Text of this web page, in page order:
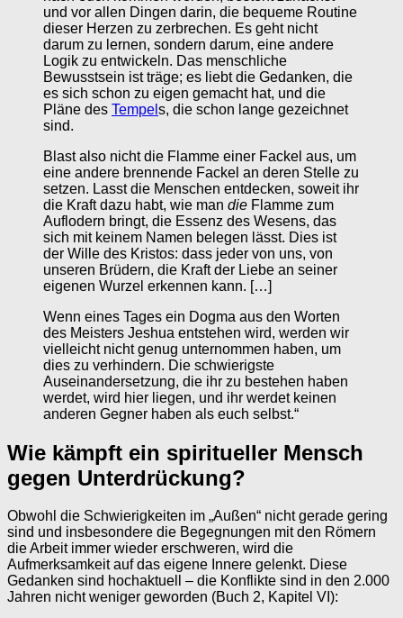
und vor allen Dingen darin, die bequeme Routine
dieser Herzen zu zerbrechen. Es geht nicht
darum zu lernen, sondern darum, eine andere
Logik zu entwickeln. Das menschliche
Bewusstsein ist träge; es liebt die Gedanken, die
es sich schon zu eigen gemacht hat, und die
Pläne des Tempel s, die schon lange gezeichnet
sind.
Blast also nicht die Flamme einer Fackel aus, um
eine andere brennende Fackel an deren Stelle zu
setzen. Lasst die Menschen entdecken, soweit ihr
die Kraft dazu habt, wie man die Flamme zum
Auflodern bringt, die Essenz des Wesens, das
sich mit keinem Namen belegen lässt. Dies ist
der Wille des Kristos: dass jeder von uns, von
unseren Brüdern, die Kraft der Liebe an seiner
eigenen Wurzel erkennen kann. […]
Wenn eines Tages ein Dogma aus den Worten
des Meisters Jeshua entstehen wird, werden wir
vielleicht nicht genug unternommen haben, um
dies zu verhindern. Die schwierigste
Auseinandersetzung, die ihr zu bestehen haben
werdet, wird hier liegen, und ihr werdet keinen
anderen Gegner haben als euch selbst.“
Wie kämpft ein spiritueller Mensch
gegen Unterdrückung?
Obwohl die Schwierigkeiten im „Außen“ nicht gerade gering
sind und insbesondere die Begegnungen mit den Römern
die Arbeit immer wieder erschweren, wird die
Aufmerksamkeit auf das eigene Innere gelenkt. Diese
Gedanken sind hochaktuell – die Konflikte sind in den 2.000
Jahren nicht weniger geworden (Buch 2, Kapitel VI):